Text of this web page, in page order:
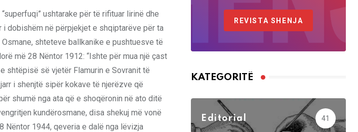
ushtarake për të rifituar lirinë dhe
dobishëm në përpjekjet e shqiptarëve për ta
shteteve ballkanike e pushtuesve të
më 28 Nëntor 1912: “Ishte për mua një çast
shtëpisë së vjetër Flamurin e Sovranit të
i shenjtë sipër kokave të njerëzve që
shumë nga ata që e shoqëronin në ato ditë
kundërosmane, disa shekuj më vonë
Nëntor 1944, qeveria e dalë nga lëvizja
REVISTA SHENJA
KATEGORITË
Editorial 41